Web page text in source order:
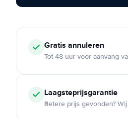
Gratis annuleren
Tot 48 uur voor aanvang
Laagsteprijsgarantie
Betere prijs gevonden?